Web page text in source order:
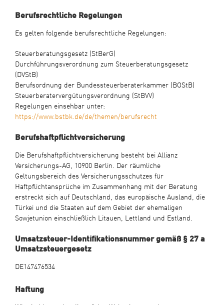
Berufsrechtliche Regelungen
Es gelten folgende berufsrechtliche Regelungen:
Steuerberatungsgesetz (StBerG)
Durchführungsverordnung zum Steuerberatungsgesetz
(DVStB)
Berufsordnung der Bundessteuerberaterkammer (BOStB)
Steuerberatervergütungsverordnung (StBVV)
Regelungen einsehbar unter:
https://www.bstbk.de/de/themen/berufsrecht
Berufshaftpflichtversicherung
Die Berufshaftpflichtversicherung besteht bei Allianz
Versicherungs-AG, 10900 Berlin. Der räumliche
Geltungsbereich des Versicherungsschutzes für
Haftpflichtansprüche im Zusammenhang mit der Beratung
erstreckt sich auf Deutschland, das europäische Ausland, die
Türkei und die Staaten auf dem Gebiet der ehemaligen
Sowjetunion einschließlich Litauen, Lettland und Estland.
Umsatzsteuer-Identifikationsnummer gemäß § 27 a
Umsatzsteuergesetz
DE147476534
Haftung